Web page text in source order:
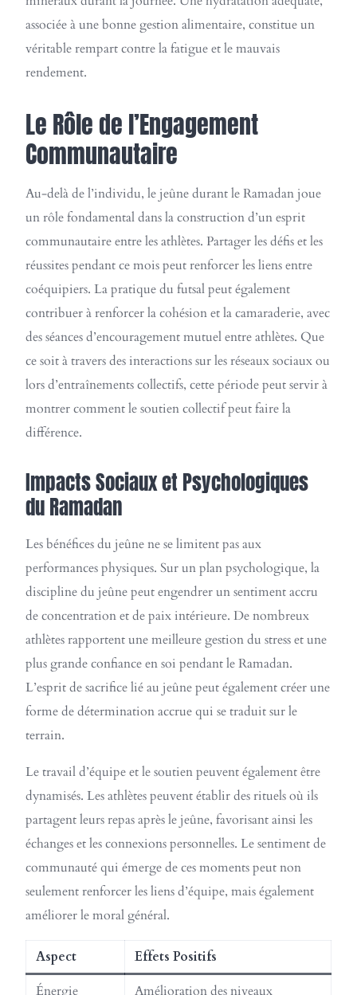
associée à une bonne gestion alimentaire, constitue un
véritable rempart contre la fatigue et le mauvais
rendement.
Le Rôle de l’Engagement
Communautaire
Au-delà de l’individu, le jeûne durant le Ramadan joue
un rôle fondamental dans la construction d’un esprit
communautaire entre les athlètes. Partager les défis et les
réussites pendant ce mois peut renforcer les liens entre
coéquipiers. La pratique du futsal peut également
contribuer à renforcer la cohésion et la camaraderie, avec
des séances d’encouragement mutuel entre athlètes. Que
ce soit à travers des interactions sur les réseaux sociaux ou
lors d’entraînements collectifs, cette période peut servir à
montrer comment le soutien collectif peut faire la
différence.
Impacts Sociaux et Psychologiques
du Ramadan
Les bénéfices du jeûne ne se limitent pas aux
performances physiques. Sur un plan psychologique, la
discipline du jeûne peut engendrer un sentiment accru
de concentration et de paix intérieure. De nombreux
athlètes rapportent une meilleure gestion du stress et une
plus grande confiance en soi pendant le Ramadan.
L’esprit de sacrifice lié au jeûne peut également créer une
forme de détermination accrue qui se traduit sur le
terrain.
Le travail d’équipe et le soutien peuvent également être
dynamisés. Les athlètes peuvent établir des rituels où ils
partagent leurs repas après le jeûne, favorisant ainsi les
échanges et les connexions personnelles. Le sentiment de
communauté qui émerge de ces moments peut non
seulement renforcer les liens d’équipe, mais également
améliorer le moral général.
Aspect
Effets Positifs
Énergie
Amélioration des niveaux